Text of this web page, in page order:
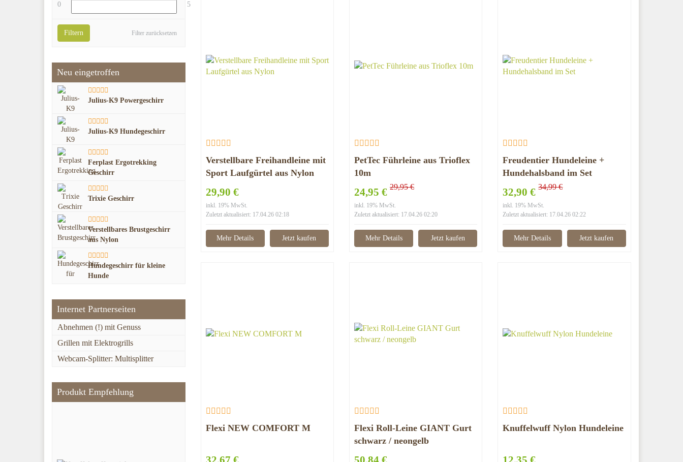
Verstellbare Freihandleine mit
Sport Laufgürtel aus Nylon
29,90 €
inkl. 19% MwSt.
Zuletzt aktualisiert: 17.04.26 02:18
Mehr Details Jetzt kaufen
PetTec Führleine aus Trioflex
10m
24,95 € 29,95 €
inkl. 19% MwSt.
Zuletzt aktualisiert: 17.04.26 02:20
Mehr Details Jetzt kaufen
Freudentier Hundeleine +
Hundehalsband im Set
32,90 €34,99 €
inkl. 19% MwSt.
Zuletzt aktualisiert: 17.04.26 02:22
Mehr Details Jetzt kaufen
Flexi NEW COMFORT M
Flexi Roll-Leine GIANT Gurt
schwarz / neongelb
Knuffelwuff Nylon Hundeleine
0 5
Filter zurücksetzen
Filtern
Neu eingetroffen
Julius-K9 Powergeschirr
Julius-K9 Hundegeschirr
Ferplast Ergotrekking
Geschirr
Trixie Geschirr
Verstellbares Brustgeschirr
aus Nylon
Hundegeschirr für kleine
Hunde
Internet Partnerseiten
Abnehmen (!) mit Genuss
Grillen mit Elektrogrills
Webcam-Splitter: Multisplitter
Produkt Empfehlung